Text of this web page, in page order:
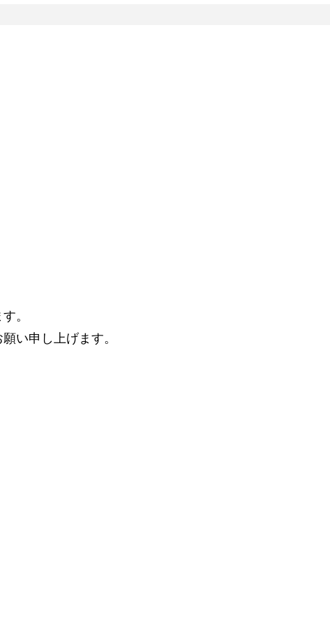
。
い申し上げます。